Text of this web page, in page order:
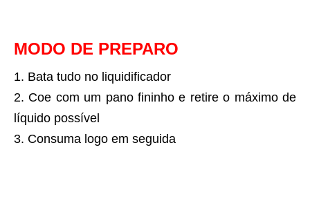
MODO DE PREPARO
Bata tudo no liquidificador
Coe com um pano fininho e retire o máximo de
líquido possível
Consuma logo em seguida